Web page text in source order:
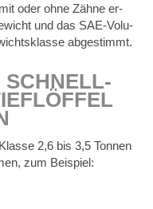
oder ohne Zäh­ne er­
und das SAE-Vo­lu­
ab­ge­stimmt.
SCHNELL­
2,6 bis 3,5 Ton­nen
zum Bei­spiel: